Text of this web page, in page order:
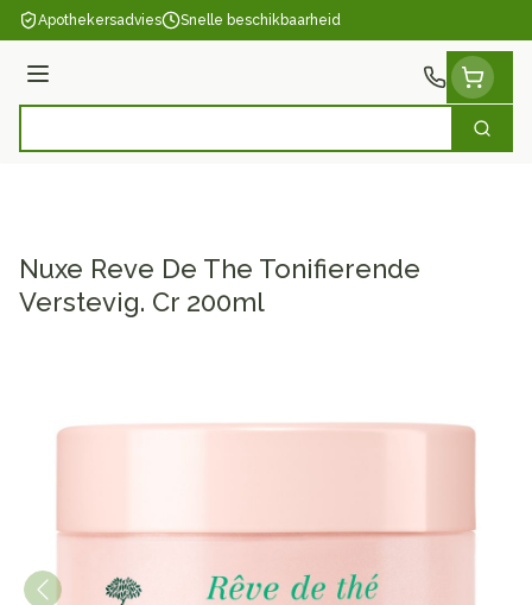
Ga naar de inhoud
Apothekersadvies Snelle beschikbaarheid
Menu
Zoek
Nuxe Reve De The Tonifierende
Verstevig. Cr 200ml